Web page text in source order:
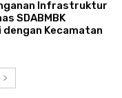
Infrastruktur
SDABMBK
Kecamatan